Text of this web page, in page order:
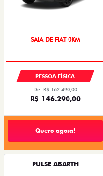
PESSOA FÍSICA
De: R$ 162.490,00
R$ 146.290,00
Quero agora!
PULSE ABARTH